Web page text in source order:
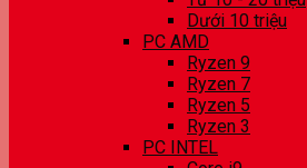
Dưới 10 triệu
PC AMD
Ryzen 9
Ryzen 7
Ryzen 5
Ryzen 3
PC INTEL